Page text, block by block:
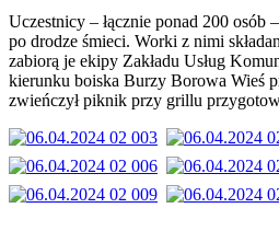
Uczestnicy – łącznie ponad 200
po drodze śmieci. Worki z nimi
zabiorą je ekipy Zakładu Usług
kierunku boiska Burzy Borowa Wieś
zwieńczył piknik przy grillu